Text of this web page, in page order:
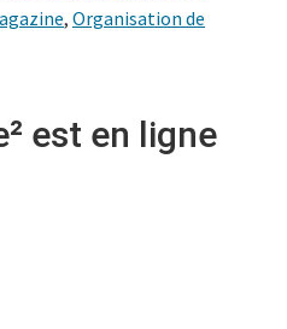
, Organisation de
est en ligne